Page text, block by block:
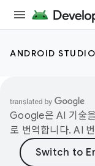
ANDROID STUDIO
Google은 AI 기술
로 번역합니다. AI